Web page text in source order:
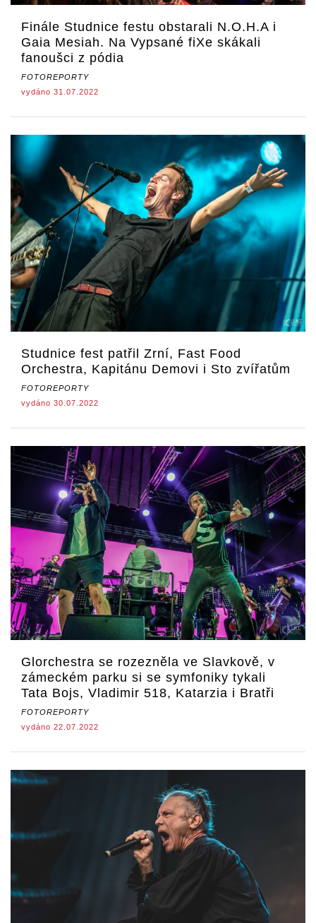
Finále Studnice festu obstarali N.O.H.A i
Gaia Mesiah. Na Vypsané fiXe skákali
fanoušci z pódia
FOTOREPORTY
vydáno 31.07.2022
Studnice fest patřil Zrní, Fast Food
Orchestra, Kapitánu Demovi i Sto zvířatům
FOTOREPORTY
vydáno 30.07.2022
Glorchestra se rozezněla ve Slavkově, v
zámeckém parku si se symfoniky tykali
Tata Bojs, Vladimir 518, Katarzia i Bratři
FOTOREPORTY
vydáno 22.07.2022